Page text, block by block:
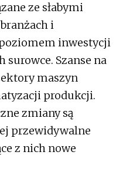
ze słabymi
i
inwestycji
Szanse na
maszyn
produkcji.
zmiany są
przewidywalne
z nich nowe